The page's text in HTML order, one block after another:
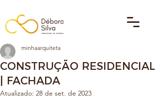
CONSTRUÇÃO RESIDENCIAL
| FACHADA
minhaarquiteta
Atualizado: 28 de set. de 2023